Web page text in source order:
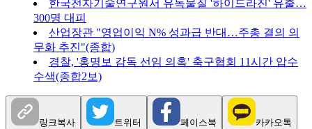
한국전자기술연구원서 유독물질 '하이드라진' 유출…
300명 대피
산업장관 "영업이익 N% 성과급 반대…주총 결의 의
무화 추진"(종합)
경찰, '홍명보 감독 선임 의혹' 축구협회 11시간 압수
수색(종합2보)
링크복사 트위터 페이스북 카카오톡